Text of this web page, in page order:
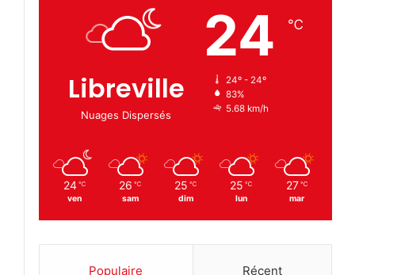
Libreville
Nuages Dispersés
24 ℃
24º - 24º
83%
5.68 km/h
24 ℃
ven
26 ℃
sam
25 ℃
dim
25 ℃
lun
27 ℃
mar
Populaire Récent